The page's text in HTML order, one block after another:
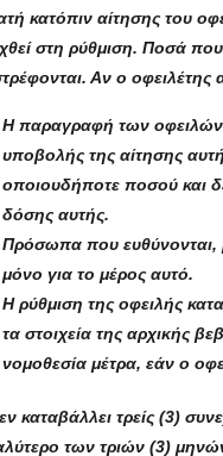
κατόπιν αίτησης του
στη ρύθμιση. Ποσά
Αν ο οφειλέτης
Η παραγραφή των οφειλών,
υποβολής της αίτησης
οποιουδήποτε ποσού και
δόσης αυτής.
Πρόσωπα που ευθύνονται,
μόνο για το μέρος αυτό.
Η ρύθμιση της οφειλής
τα στοιχεία της αρχικής
νομοθεσία μέτρα, εάν ο
καταβάλλει τρείς (3)
των τριών (3)